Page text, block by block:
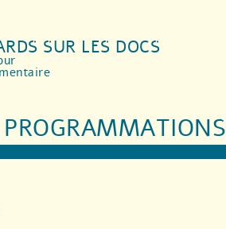
SUR LES DOCS
PROGRAMMATIONS